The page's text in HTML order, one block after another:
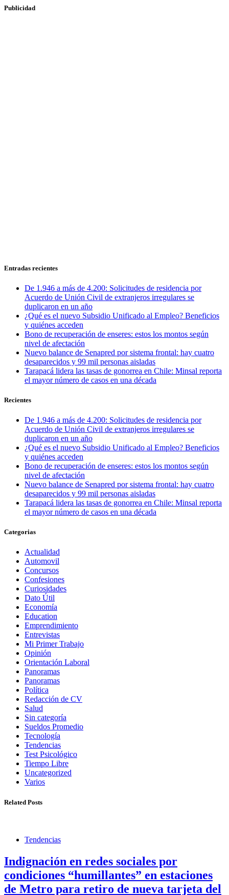
Publicidad
Entradas recientes
De 1.946 a más de 4.200: Solicitudes de residencia por
Acuerdo de Unión Civil de extranjeros irregulares se
duplicaron en un año
¿Qué es el nuevo Subsidio Unificado al Empleo? Beneficios
y quiénes acceden
Bono de recuperación de enseres: estos los montos según
nivel de afectación
Nuevo balance de Senapred por sistema frontal: hay cuatro
desaparecidos y 99 mil personas aisladas
Tarapacá lidera las tasas de gonorrea en Chile: Minsal reporta
el mayor número de casos en una década
Recientes
De 1.946 a más de 4.200: Solicitudes de residencia por
Acuerdo de Unión Civil de extranjeros irregulares se
duplicaron en un año
¿Qué es el nuevo Subsidio Unificado al Empleo? Beneficios
y quiénes acceden
Bono de recuperación de enseres: estos los montos según
nivel de afectación
Nuevo balance de Senapred por sistema frontal: hay cuatro
desaparecidos y 99 mil personas aisladas
Tarapacá lidera las tasas de gonorrea en Chile: Minsal reporta
el mayor número de casos en una década
Categorias
Actualidad
Automovil
Concursos
Confesiones
Curiosidades
Dato Útil
Economía
Education
Emprendimiento
Entrevistas
Mi Primer Trabajo
Opinión
Orientación Laboral
Panoramas
Panoramas
Política
Redacción de CV
Salud
Sin categoría
Sueldos Promedio
Tecnología
Tendencias
Test Psicológico
Tiempo Libre
Uncategorized
Varios
Related Posts
Tendencias
Indignación en redes sociales por
condiciones “humillantes” en estaciones
de Metro para retiro de nueva tarjeta del